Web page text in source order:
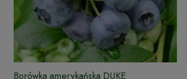
Borówka amerykańska DUKE